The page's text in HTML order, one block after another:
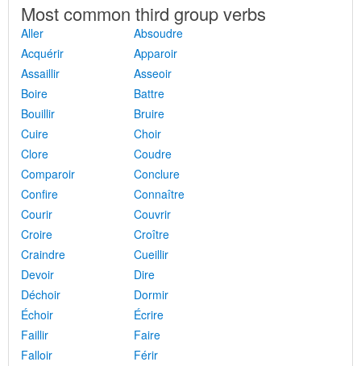
Most common third group verbs
Aller
Absoudre
Acquérir
Apparoir
Assaillir
Asseoir
Boire
Battre
Bouillir
Bruire
Cuire
Choir
Clore
Coudre
Comparoir
Conclure
Confire
Connaître
Courir
Couvrir
Croire
Croître
Craindre
Cueillir
Devoir
Dire
Déchoir
Dormir
Échoir
Écrire
Faillir
Faire
Falloir
Férir